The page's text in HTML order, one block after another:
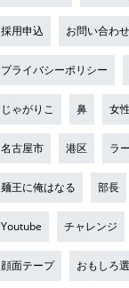
採用申込 お問い合わせ
プライバシーポリシー
じゃがりこ 鼻 女
名古屋市 港区 ラ
麺王に俺はなる 部長
Youtube チャレンジ
顔面テープ おもしろ